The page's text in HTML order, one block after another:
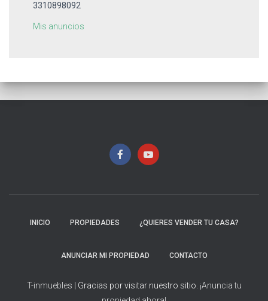
3310898092
Mis anuncios
INICIO PROPIEDADES ¿QUIERES VENDER TU CASA?
ANUNCIAR MI PROPIEDAD CONTACTO
T-inmuebles | Gracias por visitar nuestro sitio. ¡Anuncia tu